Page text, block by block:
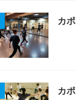
カ
カ